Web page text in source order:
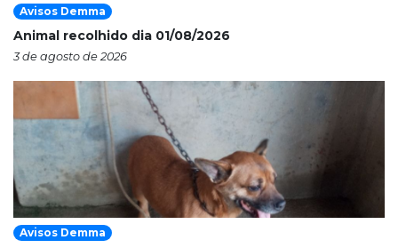
Avisos Demma
Animal recolhido dia 01/08/2026
3 de agosto de 2026
Avisos Demma